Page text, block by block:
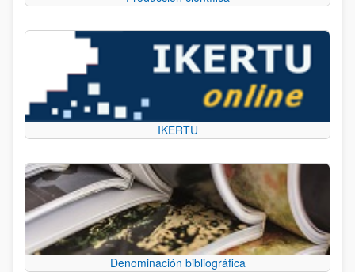
IKERTU
Denominación bibliográfica